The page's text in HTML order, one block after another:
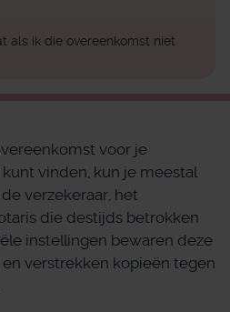
als ik die overeenkomst niet
voor je
vinden, kun je meestal
verzekeraar, het
die destijds betrokken
instellingen bewaren deze
verstrekken kopieën tegen